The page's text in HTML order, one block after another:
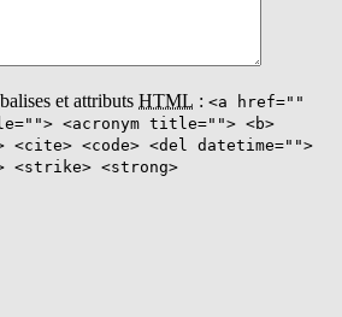
et attributs HTML : <a href=""
<acronym title=""> <b>
<cite> <code> <del datetime="">
<strike> <strong>